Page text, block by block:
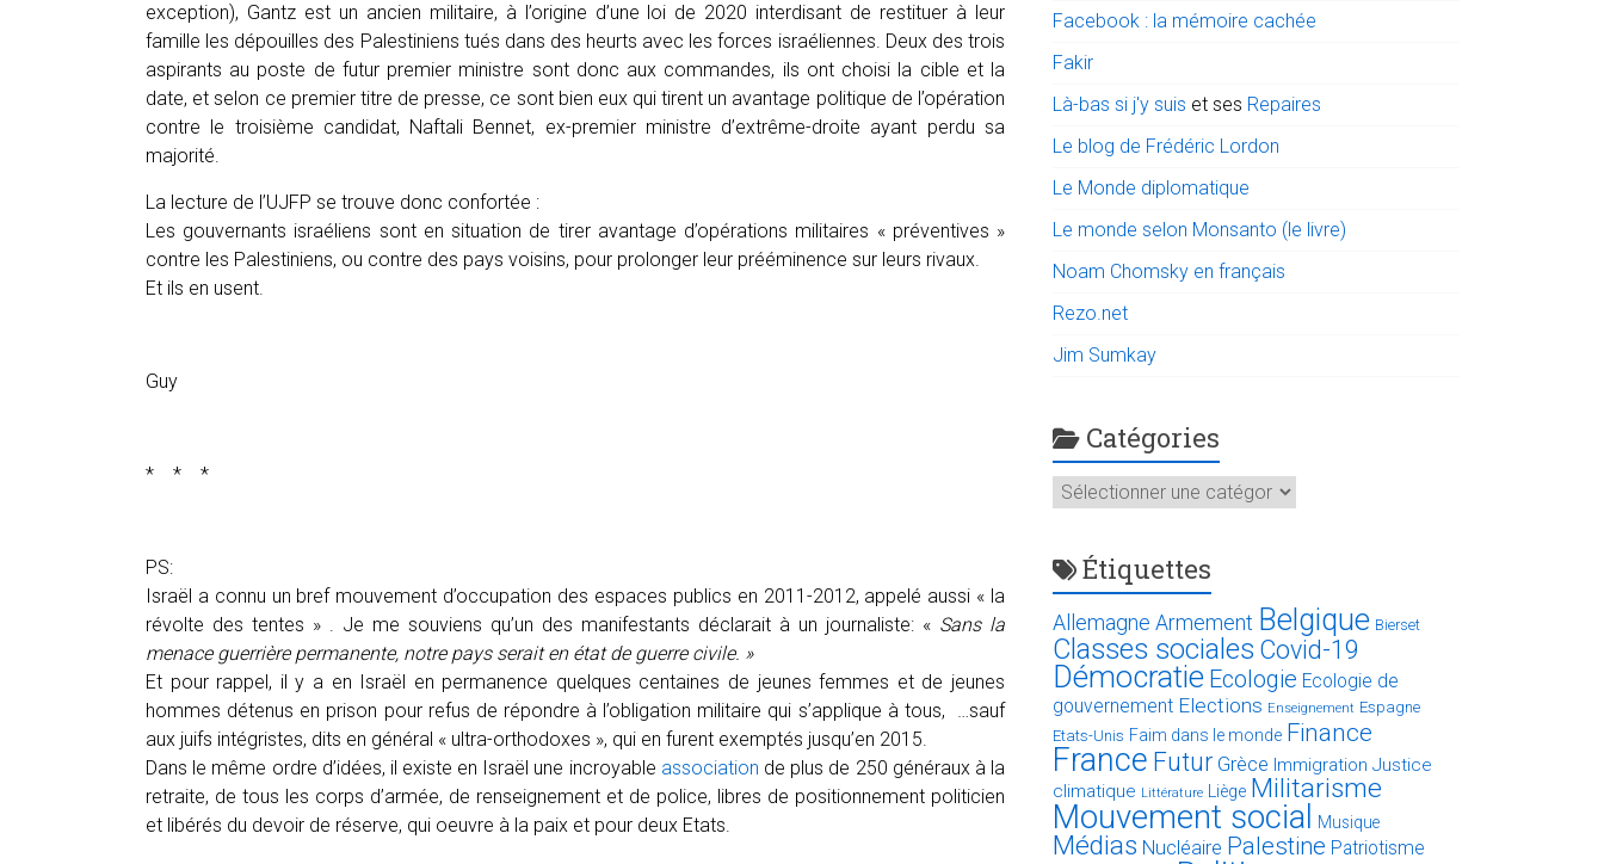
exception), Gantz est un ancien militaire, à l’origine d’une loi de 2020 interdisant de restituer à leur
famille les dépouilles des Palestiniens tués dans des heurts avec les forces israéliennes. Deux des trois
aspirants au poste de futur premier ministre sont donc aux commandes, ils ont choisi la cible et la
date, et selon ce premier titre de presse, ce sont bien eux qui tirent un avantage politique de l’opération
contre le troisième candidat, Naftali Bennet, ex-premier ministre d’extrême-droite ayant perdu sa
majorité.
La lecture de l’UJFP se trouve donc confortée :
Les gouvernants israéliens sont en situation de tirer avantage d’opérations militaires « préventives »
contre les Palestiniens, ou contre des pays voisins, pour prolonger leur prééminence sur leurs rivaux.
Et ils en usent.
Guy
* * *
PS:
Israël a connu un bref mouvement d’occupation des espaces publics en 2011-2012, appelé aussi « la
révolte des tentes » . Je me souviens qu’un des manifestants déclarait à un journaliste: « Sans la
menace guerrière permanente, notre pays serait en état de guerre civile. »
Et pour rappel, il y a en Israël en permanence quelques centaines de jeunes femmes et de jeunes
hommes détenus en prison pour refus de répondre à l’obligation militaire qui s’applique à tous, …sauf
aux juifs intégristes, dits en général « ultra-orthodoxes », qui en furent exemptés jusqu’en 2015.
Dans le même ordre d’idées, il existe en Israël une incroyable association de plus de 250 généraux à la
retraite, de tous les corps d’armée, de renseignement et de police, libres de positionnement politicien
et libérés du devoir de réserve, qui oeuvre à la paix et pour deux Etats.
Facebook : la mémoire cachée
Fakir
Là-bas si j'y suis et ses Repaires
Le blog de Frédéric Lordon
Le Monde diplomatique
Le monde selon Monsanto (le livre)
Noam Chomsky en français
Rezo.net
Jim Sumkay
Catégories
Catégories
Étiquettes
Allemagne Armement Belgique Bierset
Classes sociales Covid-19
Démocratie Ecologie Ecologie de
gouvernement Elections Enseignement Espagne
Etats-Unis Faim dans le monde Finance
France Futur Grèce Immigration Justice
climatique Littérature Liège Militarisme
Mouvement social Musique
Médias Nucléaire Palestine Patriotisme